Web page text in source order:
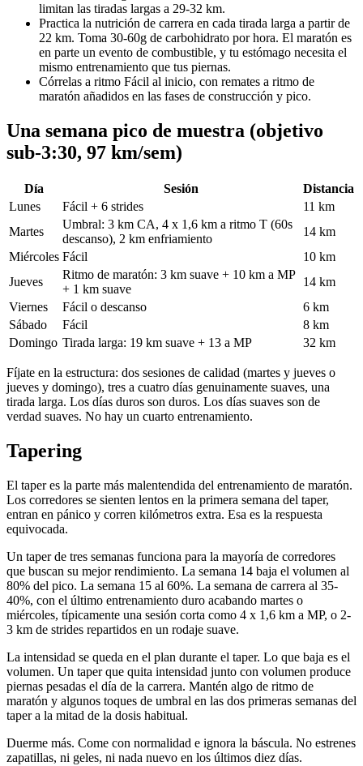
limitan las tiradas largas a 29-32 km.
Practica la nutrición de carrera en cada tirada larga a partir de
22 km. Toma 30-60g de carbohidrato por hora. El maratón es
en parte un evento de combustible, y tu estómago necesita el
mismo entrenamiento que tus piernas.
Córrelas a ritmo Fácil al inicio, con remates a ritmo de
maratón añadidos en las fases de construcción y pico.
Una semana pico de muestra (objetivo
sub-3:30, 97 km/sem)
Día Sesión
Distancia
Lunes
Fácil + 6 strides
11 km
Martes
Umbral: 3 km CA, 4 x 1,6 km a ritmo T (60s
descanso), 2 km enfriamiento
14 km
Miércoles Fácil
10 km
Jueves
Ritmo de maratón: 3 km suave + 10 km a MP
+ 1 km suave
14 km
Viernes
Fácil o descanso
6 km
Sábado
Fácil
8 km
Domingo Tirada larga: 19 km suave + 13 a MP 32 km
Fíjate en la estructura: dos sesiones de calidad (martes y jueves o
jueves y domingo), tres a cuatro días genuinamente suaves, una
tirada larga. Los días duros son duros. Los días suaves son de
verdad suaves. No hay un cuarto entrenamiento.
Tapering
El taper es la parte más malentendida del entrenamiento de maratón.
Los corredores se sienten lentos en la primera semana del taper,
entran en pánico y corren kilómetros extra. Esa es la respuesta
equivocada.
Un taper de tres semanas funciona para la mayoría de corredores
que buscan su mejor rendimiento. La semana 14 baja el volumen al
80% del pico. La semana 15 al 60%. La semana de carrera al 35-
40%, con el último entrenamiento duro acabando martes o
miércoles, típicamente una sesión corta como 4 x 1,6 km a MP, o 2-
3 km de strides repartidos en un rodaje suave.
La intensidad se queda en el plan durante el taper. Lo que baja es el
volumen. Un taper que quita intensidad junto con volumen produce
piernas pesadas el día de la carrera. Mantén algo de ritmo de
maratón y algunos toques de umbral en las dos primeras semanas del
taper a la mitad de la dosis habitual.
Duerme más. Come con normalidad e ignora la báscula. No estrenes
zapatillas, ni geles, ni nada nuevo en los últimos diez días.